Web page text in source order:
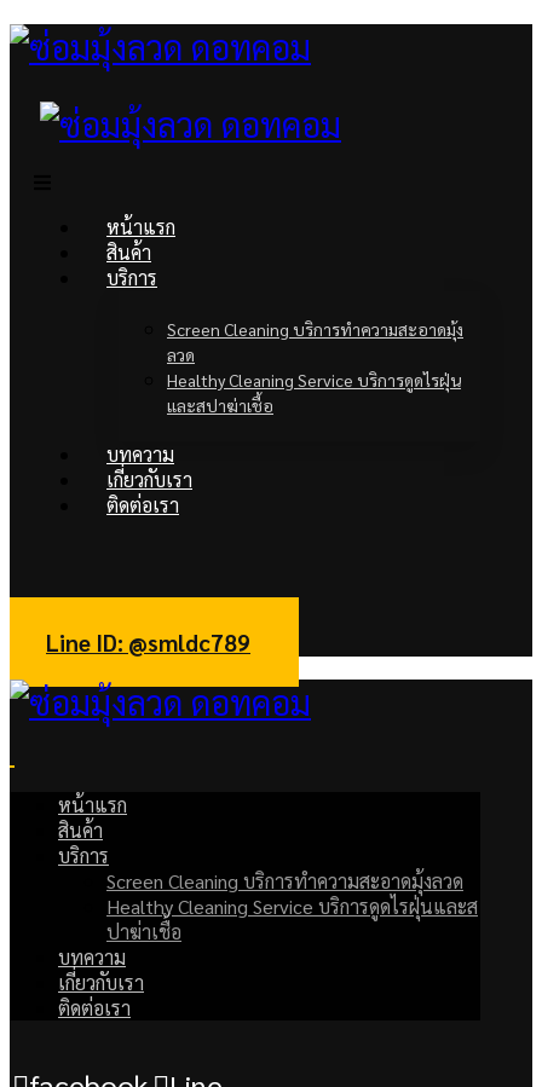
หน้าแรก
สินค้า
บริการ
Screen Cleaning บริการทำความสะอาดมุ้ง
ลวด
Healthy Cleaning Service บริการดูดไรฝุ่น
และสปาฆ่าเชื้อ
บทความ
เกี่ยวกับเรา
ติดต่อเรา
facebook Line
Line ID: @smldc789
หน้าแรก
สินค้า
บริการ
Screen Cleaning บริการทำความสะอาดมุ้งลวด
Healthy Cleaning Service บริการดูดไรฝุ่นและส
ปาฆ่าเชื้อ
บทความ
เกี่ยวกับเรา
ติดต่อเรา